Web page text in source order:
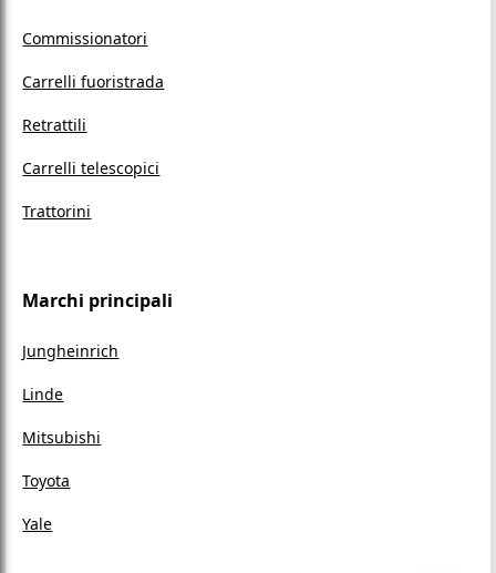
Commissionatori
Carrelli fuoristrada
Retrattili
Carrelli telescopici
Trattorini
Marchi principali
Jungheinrich
Linde
Mitsubishi
Toyota
Yale